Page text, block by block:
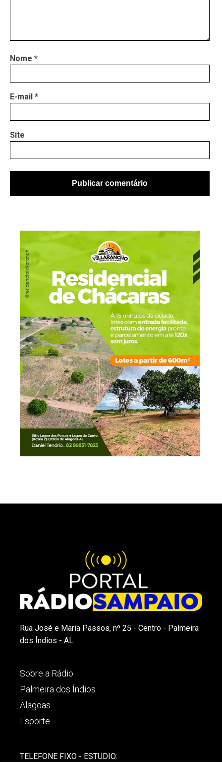
Nome *
E-mail *
Site
Rua José e Maria Passos, nº 25 - Centro - Palmeira
dos Índios - AL.
Sobre a Rádio
Palmeira dos Índios
Alagoas
Esporte
TELEFONE FIXO - ESTUDIO: